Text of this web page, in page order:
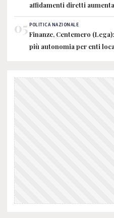
affidamenti diretti
05 POLITICA NAZIONALE
Finanze, Centemero
più autonomia per enti